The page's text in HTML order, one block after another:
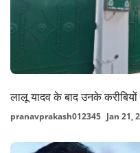
लालू यादव के बाद उनके
pranavprakash012345 Jan 21,